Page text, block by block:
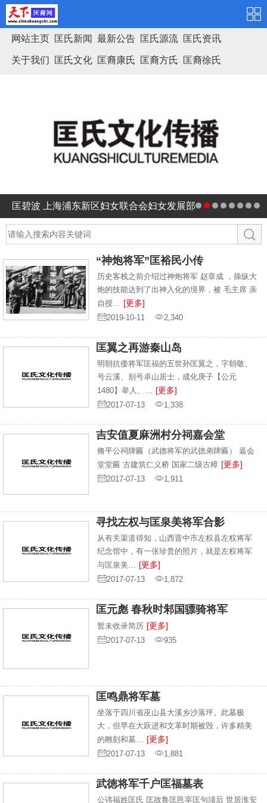
网站主页 匡氏新闻 最新公告 匡氏源流 匡氏资讯
关于我们 匡氏文化 匡裔康氏 匡裔方氏 匡裔徐氏
匡碧波 上海浦东新区妇女联合会妇女发展部
部长
“神炮将军”匡裕民小传
历史客栈之前介绍过神炮将军 赵章成 ，操纵大
炮的技能达到了出神入化的境界，被 毛主席 亲
自授…
[更多]
2019-10-11 2,340
匡翼之再游秦山岛
明朝抗倭将军匡福的五世孙匡翼之，字朝敬、
号云溪、别号卓山居士，成化庚子【公元
1480】举人、…
[更多]
2017-07-13 1,338
吉安值夏麻洲村分祠嘉会堂
脩平公祠牌匾（武德将军的武德弟牌匾） 嘉会
堂堂匾 古建筑仁义桥 国家二级古樟 [更多]
2017-07-13 1,911
寻找左权与匡泉美将军合影
从有关渠道得知，山西晋中市左权县左权将军
纪念馆中，有一张珍贵的照片，就是左权将军
与匡泉美…
[更多]
2017-07-13 1,872
匡元彪 春秋时邾国骠骑将军
暂未收录简历 [更多]
2017-07-13 935
匡鸣鼎将军墓
坐落于四川省巫山县大溪乡沙落坪。此墓极
大，但早在大跃进和文革时期被毁，许多精美
的雕刻和墓…
[更多]
2017-07-13 1,881
武徳将军千户匡福墓表
公讳福姓匡氏 匡故鲁匡邑宰匡句须后 世居淮安